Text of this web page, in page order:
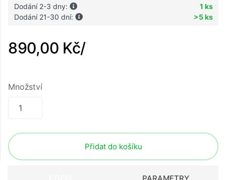
Dodání 2-3 dny:
1 ks
Dodání 21-30 dní:
>5 ks
890,00 Kč/
Množství
Přidat do košíku
PARAMETRY